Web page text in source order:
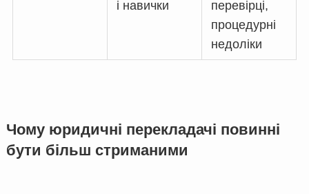
і навички
перевірці,
процедурні
недоліки
Чому юридичні перекладачі повинні
бути більш стриманими